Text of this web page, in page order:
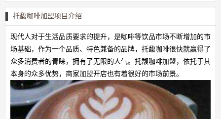
托馥咖啡加盟项目介绍
现代人对于生活品质要求的提升，是咖啡等饮品市场不断增加的市
场基础，作为一个品质、特色兼备的品牌，托馥咖啡很快就赢得了
众多消费者的青睐，拥有了无限的人气。托馥咖啡加盟 ，依托于其
本身的众多优势，商家加盟开店也有着很好的市场前景。